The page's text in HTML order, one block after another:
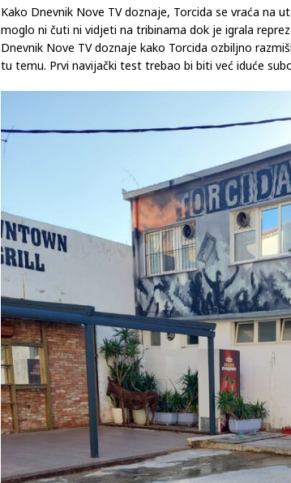
Kako Dnevnik Nove TV doznaje, Torcida se vraća na
moglo ni čuti ni vidjeti na tribinama dok je igrala
Dnevnik Nove TV doznaje kako Torcida ozbiljno
tu temu. Prvi navijački test trebao bi biti već iduće